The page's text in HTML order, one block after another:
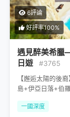
6評論
好評率100%
遇見醉美希臘
日遊
#3765
【邂逅太陽的後
島+伊亞日落+伯
一國深度